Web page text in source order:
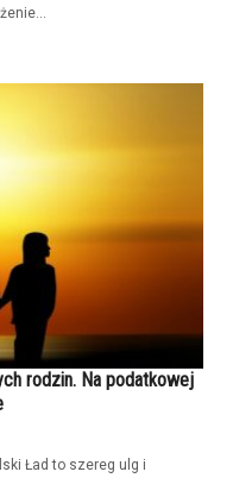
rodzin. Na podatkowej
Ład to szereg ulg i